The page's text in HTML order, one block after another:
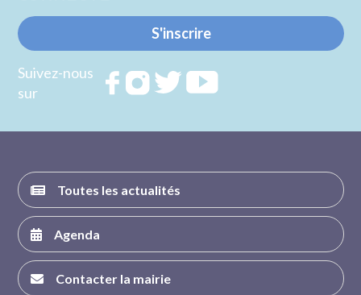
S'inscrire
Suivez-nous
sur
Rejoignez
RejoignezRejoignez
Toutes les actualités
Agenda
Contacter la mairie